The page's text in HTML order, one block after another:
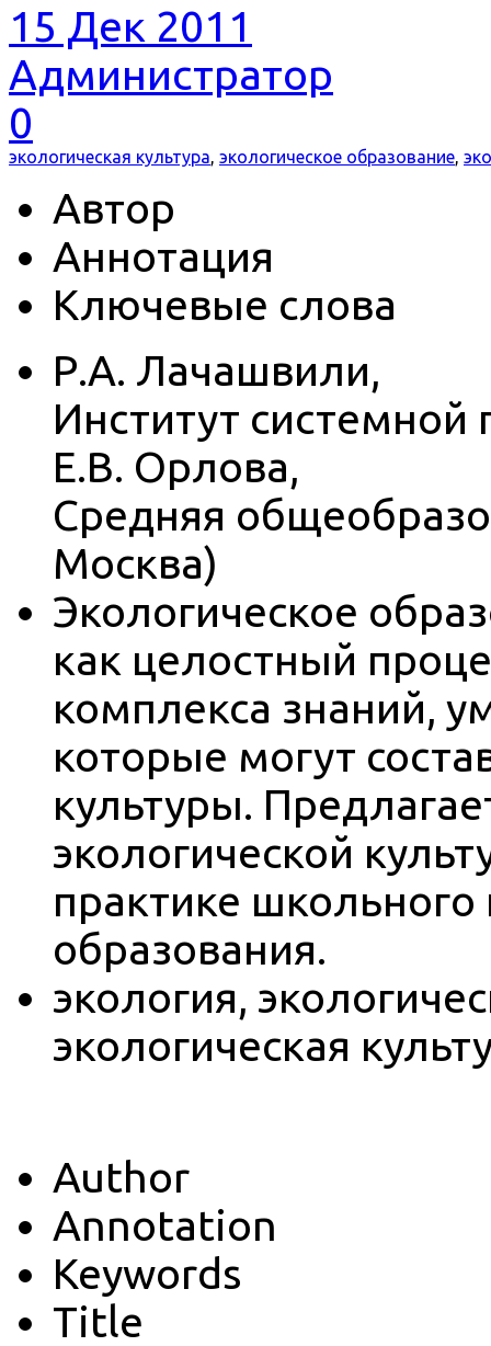
15 Дек 2011
Администратор
0
экологическая культура, экологическое образование,
Автор
Аннотация
Ключевые слова
Р.А. Лачашвили,
Институт системной
Е.В. Орлова,
Средняя
Москва)
Экологическое
как целостный
комплекса знаний,
которые могут
культуры.
экологической
практике
образования.
экология,
экологическая
Author
Annotation
Keywords
Title